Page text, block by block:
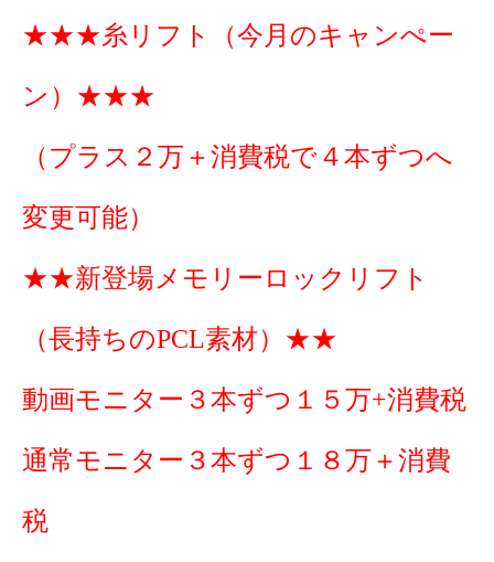
★★★糸リフト（今月のキャンぺー
ン）★★★
（プラス２万＋消費税で４本ずつへ
変更可能）
★★新登場メモリーロックリフト
（長持ちのPCL素材）★★
動画モニター３本ずつ１５万+消費税
通常モニター３本ずつ１８万＋消費
税